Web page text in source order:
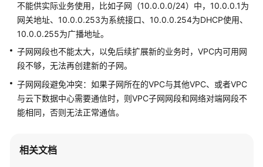
快
速
门
用
户
指
最
不能供实际业务使用，比如子网（10.0.0.0/24）中，10.0.0.1为
网关地址、10.0.0.253为系统接口、10.0.0.254为DHCP使用、
10.0.0.255为广播地址。
子网网段也不能太大，以免后续扩展新的业务时，VPC内可用网
段不够，无法再创建新的子网。
子网网段避免冲突：如果子网所在的VPC与其他VPC、或者VPC
与云下数据中心需要通信时，则VPC子网网段和网络对端网段不
能相同，否则无法正常通信。
相关文档